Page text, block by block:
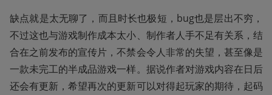
缺点就是太无聊了，而且时长也极短，bug也是层出不穷，
不过这也与游戏制作成本太小、制作者人手不足有关系，结
合在之前发布的宣传片，不禁会令人非常的失望，甚至像是
一款未完工的半成品游戏一样。据说作者对游戏内容在日后
还会有更新，希望再次的更新可以对得起玩家的期待，起码